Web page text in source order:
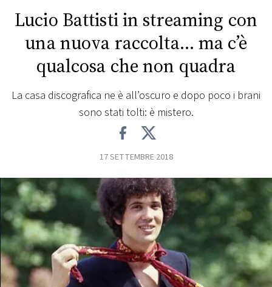
RADIO
WEB
PLAYLIST
CONCORSI
EVENTI
VIDEO
Lucio Battisti in streaming con
una nuova raccolta… ma c’è
qualcosa che non quadra
La casa discografica ne è all’oscuro e dopo poco i brani
sono stati tolti: è mistero.
17 SETTEMBRE 2018